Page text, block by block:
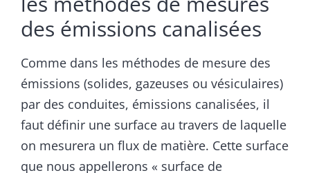
des émissions canalisées
Comme dans les méthodes de mesure des
émissions (solides, gazeuses ou vésiculaires)
par des conduites, émissions canalisées, il
faut définir une surface au travers de laquelle
on mesurera un flux de matière. Cette surface
que nous appellerons « surface de